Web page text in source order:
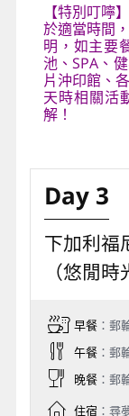
【特別叮嚀
於適當時間
明，如主要
池、SPA、
片沖印館、
天時相關活
解！
Day 3
下加利福
（悠閒
早餐：郵
午餐：郵
晚餐：郵
住宿：尋